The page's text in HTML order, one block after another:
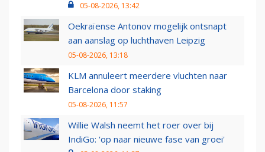
05-08-2026, 13:42
Oekraïense Antonov mogelijk ontsnapt
aan aanslag op luchthaven Leipzig
05-08-2026, 13:18
KLM annuleert meerdere vluchten naar
Barcelona door staking
05-08-2026, 11:57
Willie Walsh neemt het roer over bij
IndiGo: 'op naar nieuwe fase van groei'